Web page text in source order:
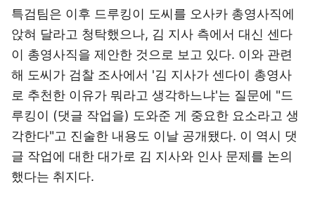
특검팀은 이후 드루킹이 도씨를 오사카 총영사직에
앉혀 달라고 청탁했으나, 김 지사 측에서 대신 센다
이 총영사직을 제안한 것으로 보고 있다. 이와 관련
해 도씨가 검찰 조사에서 '김 지사가 센다이 총영사
로 추천한 이유가 뭐라고 생각하느냐'는 질문에 "드
루킹이 (댓글 작업을) 도와준 게 중요한 요소라고 생
각한다"고 진술한 내용도 이날 공개됐다. 이 역시 댓
글 작업에 대한 대가로 김 지사와 인사 문제를 논의
했다는 취지다.